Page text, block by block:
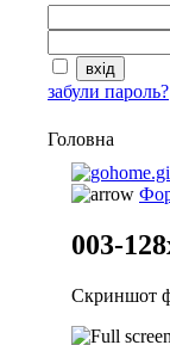
забули пароль?
Головна
003-
Скриншот